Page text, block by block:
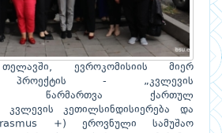
ევროკომისიის მიერ
პროექტის - „კვლევის
წარმართვა ქართულ
კვლევის კეთილსინდისიერება და
+) ეროვნული სამუშაო